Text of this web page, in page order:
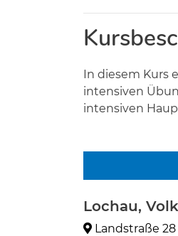
In diesem Kurs
intensiven
intensiven
Lochau,
Landstraße 28